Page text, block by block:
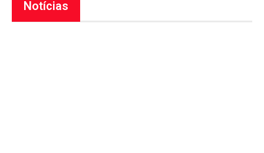
Notícias